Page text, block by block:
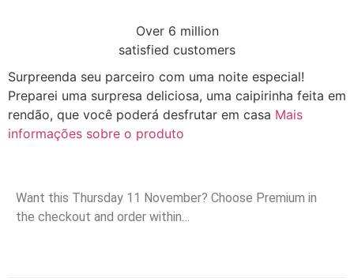
Over 6 million
satisfied customers
Surpreenda seu parceiro com uma noite especial!
Preparei uma surpresa deliciosa, uma caipirinha feita em
rendão, que você poderá desfrutar em casa Mais
informações sobre o produto
Want this Thursday 11 November? Choose Premium in
the checkout and order within…